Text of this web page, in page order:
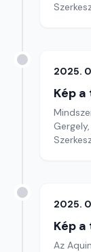
2025.
Kép
2025.
Kép
Az